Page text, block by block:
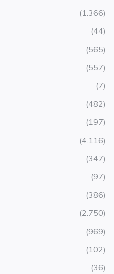
(1.366)
(44)
(565)
(557)
(7)
(482)
(197)
(4.116)
(347)
(97)
(386)
(2.750)
(969)
(102)
(36)